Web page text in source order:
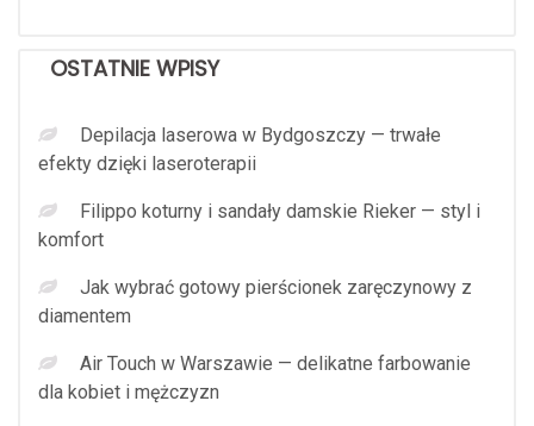
OSTATNIE WPISY
Depilacja laserowa w Bydgoszczy — trwałe
efekty dzięki laseroterapii
Filippo koturny i sandały damskie Rieker — styl i
komfort
Jak wybrać gotowy pierścionek zaręczynowy z
diamentem
Air Touch w Warszawie — delikatne farbowanie
dla kobiet i mężczyzn